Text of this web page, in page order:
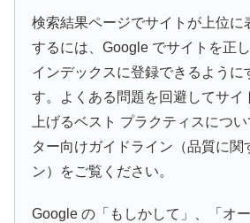
検索結果ページでサイトが上位に
するには、Google でサイトを正
インデックスに登録できるように
す。よくある問題を回避してサイ
上げるベスト プラクティスにつ
ター向けガイドライン（品質に関
ン）をご覧ください。
Google の「もしかして」、「オ